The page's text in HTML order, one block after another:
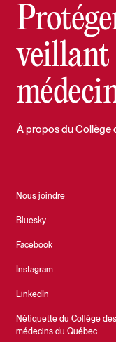
veillant
Nous joindre
Bluesky
Facebook
Instagram
LinkedIn
Nétiquette du Collège des
médecins du Québec
À propos du Collège